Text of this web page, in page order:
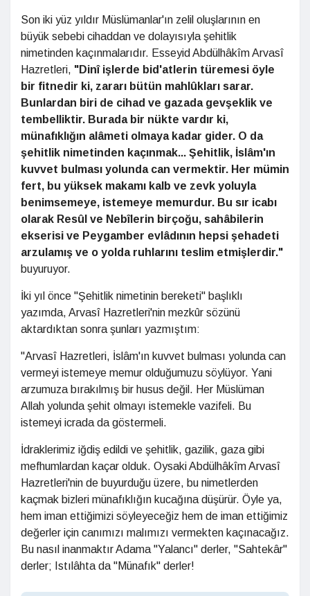
Son iki yüz yıldır Müslümanlar'ın zelil oluşlarının en
büyük sebebi cihaddan ve dolayısıyla şehitlik
nimetinden kaçınmalarıdır. Esseyid Abdülhâkîm Arvasî
Hazretleri, "Dinî işlerde bid'atlerin türemesi öyle
bir fitnedir ki, zararı bütün mahl ûkları sarar.
Bunlardan biri de cihad ve gazada gevşeklik ve
tembelliktir. Burada bir nükte vardır ki,
münafıklığın alâmeti olmaya kadar gider. O da
şehitlik nimetinden kaçınmak... Şehitlik, İslâm'ın
kuvvet bulması yolunda can vermektir. Her mümin
fert, bu yüksek makamı kalb ve zevk yoluyla
benimsemeye, istemeye memurdur. Bu sır icabı
olarak Resûl ve Nebîlerin birçoğu, sahâbilerin
ekserisi ve Peygamber evlâdının hepsi şehadeti
arzulamış ve o yolda ruhlarını teslim etmişlerdir."
buyuruyor.
İki yıl önce "Şehitlik nimetinin bereketi" başlıklı
yazımda, Arvasî Hazretleri'nin mezkûr sözünü
aktardıktan sonra şunları yazmıştım:
"Arvasî Hazretleri, İslâm'ın kuvvet bulması yolunda can
vermeyi istemeye memur olduğumuzu söylüyor. Yani
arzumuza bırakılmış bir husus değil. Her Müslüman
Allah yolunda şehit olmayı istemekle vazifeli. Bu
istemeyi icrada da göstermeli.
İdraklerimiz iğdiş edildi ve şehitlik, gazilik, gaza gibi
mefhumlardan kaçar olduk. Oysaki Abdülhâkîm Arvasî
Hazretleri'nin de buyurduğu üzere, bu nimetlerden
kaçmak bizleri münafıklığın kucağına düşürür. Öyle ya,
hem iman ettiğimizi söyleyeceğiz hem de iman ettiğimiz
değerler için canımızı malımızı vermekten kaçınacağız.
Bu nasıl inanmaktır Adama "Yalancı" derler, "Sahtekâr"
derler; Istılâhta da "Münafık" derler!